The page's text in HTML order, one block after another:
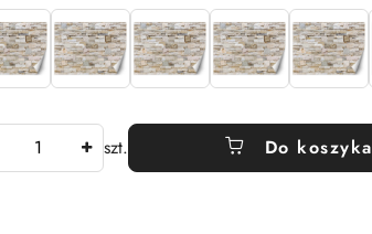
szt. Do koszyka